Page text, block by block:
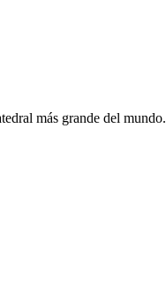
más grande del mundo.